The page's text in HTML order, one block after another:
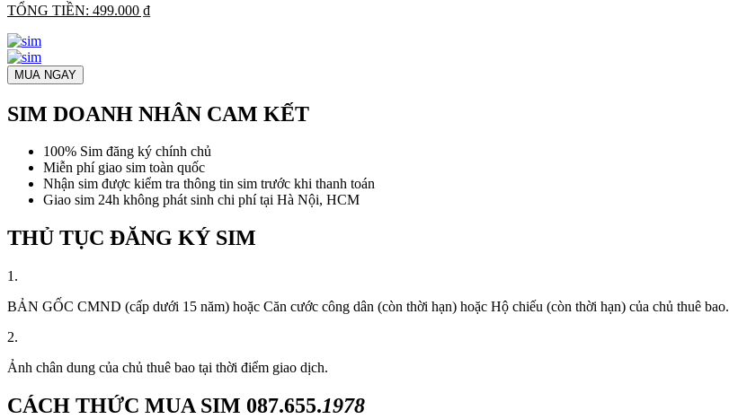
TỔNG TIỀN: 499.000 ₫
MUA NGAY
SIM DOANH NHÂN CAM KẾT
100% Sim đăng ký chính chủ
Miễn phí giao sim toàn quốc
Nhận sim được kiểm tra thông tin sim trước khi thanh toán
Giao sim 24h không phát sinh chi phí tại Hà Nội, HCM
THỦ TỤC ĐĂNG KÝ SIM
1.
BẢN GỐC CMND (cấp dưới 15 năm) hoặc Căn cước công dân (còn thời hạn) hoặc Hộ chiếu (còn thời hạn) của chủ thuê bao.
2.
Ảnh chân dung của chủ thuê bao tại thời điểm giao dịch.
CÁCH THỨC MUA SIM 087.655.1978